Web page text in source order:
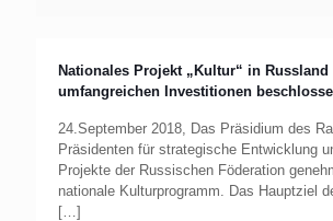
Nationales Projekt „Kultur“ in
umfangreichen Investitionen
24.September 2018, Das Präsidium des
Präsidenten für strategische Entwicklung
Projekte der Russischen Föderation
nationale Kulturprogramm. Das Hauptziel
[…]